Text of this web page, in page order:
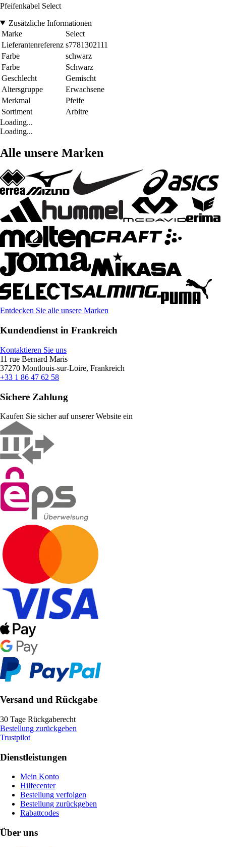
Pfeifenkabel Select
Zusätzliche Informationen
Marke
Select
Lieferantenreferenz s7781302111
Farbe
schwarz
Farbe
Schwarz
Geschlecht
Gemischt
Altersgruppe
Erwachsene
Merkmal
Pfeife
Sortiment
Arbitre
Loading...
Loading...
Alle unsere Marken
Entdecken Sie alle unsere Marken
Kundendienst in Frankreich
Kontaktieren Sie uns
11 rue Bernard Maris
37270 Montlouis-sur-Loire, Frankreich
+33 1 86 47 62 58
Sichere Zahlung
Kaufen Sie sicher auf unserer Website ein
Versand und Rückgabe
30 Tage Rückgaberecht
Bestellung zurückgeben
Trustpilot
Dienstleistungen
Mein Konto
Hilfecenter
Bestellung verfolgen
Bestellung zurückgeben
Rabattcodes
Über uns